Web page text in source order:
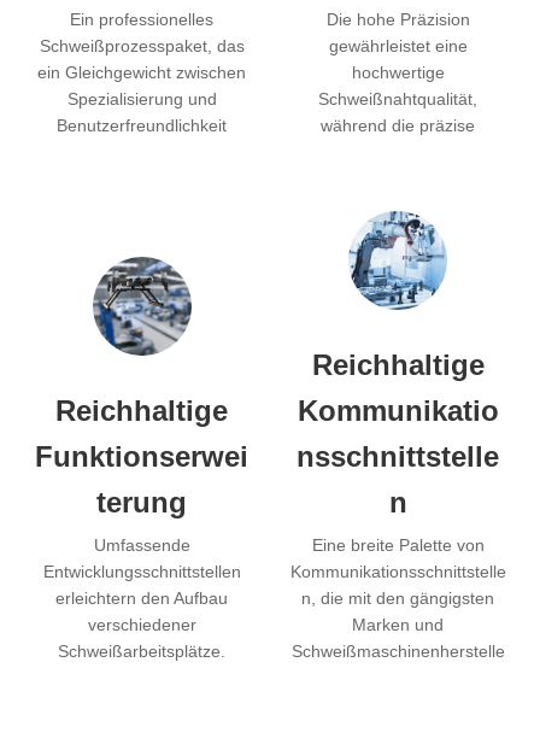
Ein professionelles
Schweißprozesspaket, das
ein Gleichgewicht zwischen
Spezialisierung und
Benutzerfreundlichkeit
Die hohe Präzision
gewährleistet eine
hochwertige
Schweißnahtqualität,
während die präzise
Reichhaltige
Funktionserwei
terung
Umfassende
Entwicklungsschnittstellen
erleichtern den Aufbau
verschiedener
Schweißarbeitsplätze.
Reichhaltige
Kommunikatio
nsschnittstelle
n
Eine breite Palette von
Kommunikationsschnittstelle
n, die mit den gängigsten
Marken und
Schweißmaschinenherstelle